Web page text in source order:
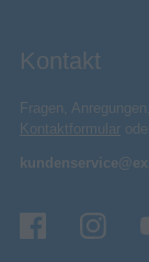
Kontakt
Fragen,
Kontaktformular